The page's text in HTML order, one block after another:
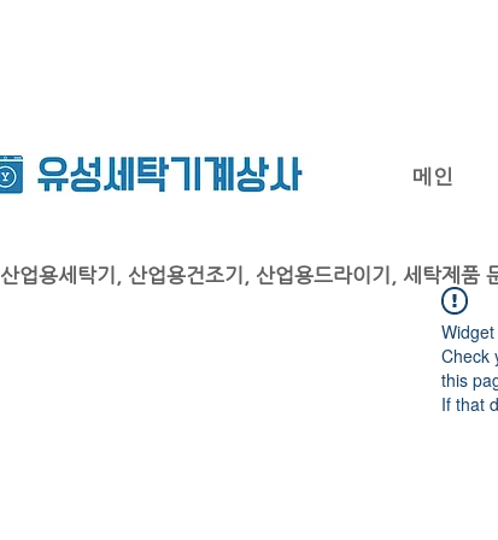
산업용세탁기, 산업용건조기, 산업용드라이기, 세탁제품
Widget
Check
this
If that
메인